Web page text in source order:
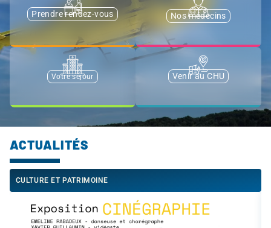
Prendre rendez-vous Nos médecins
Votre séjour Venir au CHU
ACTUALITÉS
CULTURE ET PATRIMOINE